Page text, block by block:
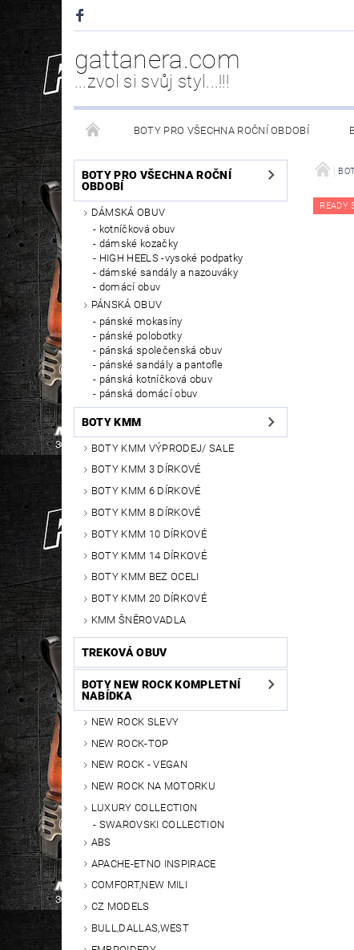
gattanera.com
...zvol si svůj styl...!!!
BOTY PRO VŠECHNA ROČNÍ OBDOBÍ
NEW ROCK DOPLŇKY/NÁHRADNÍ DÍLY
PÉČE O OBUV
BOTY PRO VŠECHNA ROČNÍ
OBDOBÍ
DÁMSKÁ OBUV
kotníčková obuv
dámské kozačky
HIGH HEELS -vysoké podpatky
dámské sandály a nazouváky
domácí obuv
PÁNSKÁ OBUV
pánské mokasíny
pánské polobotky
pánská společenská obuv
pánské sandály a pantofle
pánská kotníčková obuv
pánská domácí obuv
BOTY KMM
BOTY KMM VÝPRODEJ/ SALE
BOTY KMM 3 DÍRKOVÉ
BOTY KMM 6 DÍRKOVÉ
BOTY KMM 8 DÍRKOVÉ
BOTY KMM 10 DÍRKOVÉ
BOTY KMM 14 DÍRKOVÉ
BOTY KMM BEZ OCELI
BOTY KMM 20 DÍRKOVÉ
KMM ŠNĚROVADLA
TREKOVÁ OBUV
BOTY NEW ROCK KOMPLETNÍ
NABÍDKA
NEW ROCK SLEVY
NEW ROCK-TOP
NEW ROCK - VEGAN
NEW ROCK NA MOTORKU
LUXURY COLLECTION
SWAROVSKI COLLECTION
ABS
APACHE-ETNO INSPIRACE
COMFORT,NEW MILI
CZ MODELS
BULL,DALLAS,WEST
READY